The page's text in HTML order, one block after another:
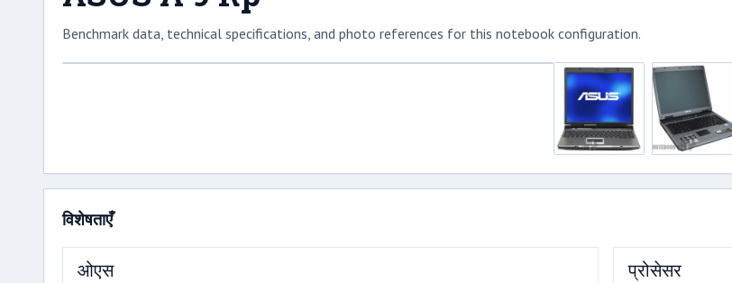
Benchmark data, technical specifications, and photo references for this notebook configuration.
विशेषताएँ
ओएस प्रोसेसर